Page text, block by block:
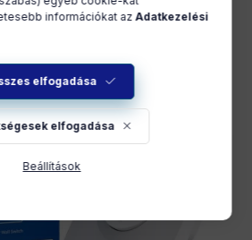
információkat azAdatkezelési
elfogadása
elfogadása
Beállítások